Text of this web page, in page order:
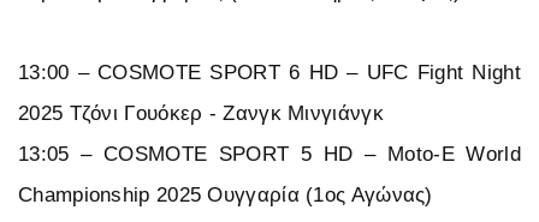
13:00 – COSMOTE SPORT 6 HD – UFC Fight Night
2025 Τζόνι Γουόκερ - Ζανγκ Μινγιάνγκ
13:05 – COSMOTE SPORT 5 HD – Moto-E World
Championship 2025 Ουγγαρία (1ος Αγώνας)